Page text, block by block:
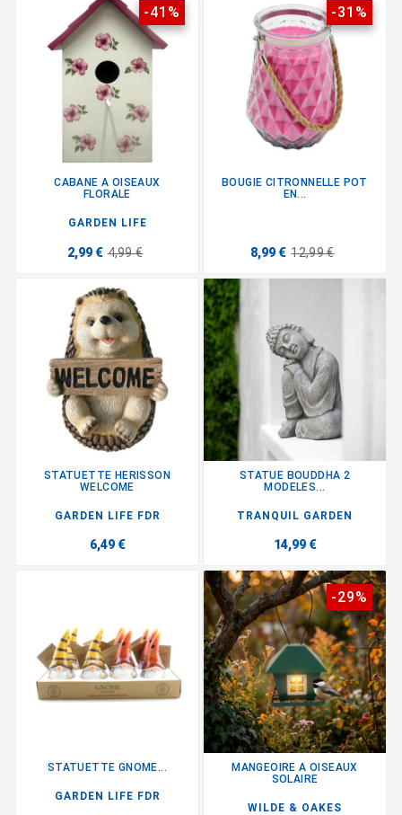
-41%
CABANE A OISEAUX
FLORALE
GARDEN LIFE
2,99 € 4,99 €
-31%
BOUGIE CITRONNELLE POT
EN...
8,99 € 12,99 €
STATUETTE HERISSON
WELCOME
GARDEN LIFE FDR
6,49 €
STATUE BOUDDHA 2
MODELES...
TRANQUIL GARDEN
14,99 €
STATUETTE GNOME...
GARDEN LIFE FDR
-29%
MANGEOIRE A OISEAUX
SOLAIRE
WILDE & OAKES